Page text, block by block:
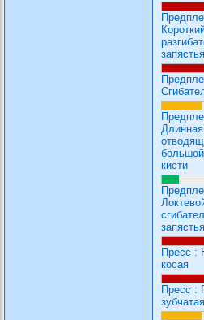
запястья
кисти
запястья
Пресс :
косая
Пресс :
зубчатая